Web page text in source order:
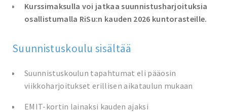
Kurssimaksulla voi jatkaa suunnistusharjoituksia
osallistumalla RiSu:n kauden 2026 kuntorasteille.
Suunnistuskoulu sisältää
Suunnistuskoulun tapahtumat eli pääosin
viikkoharjoitukset erillisen aikataulun mukaan
EMIT-kortin lainaksi kauden ajaksi